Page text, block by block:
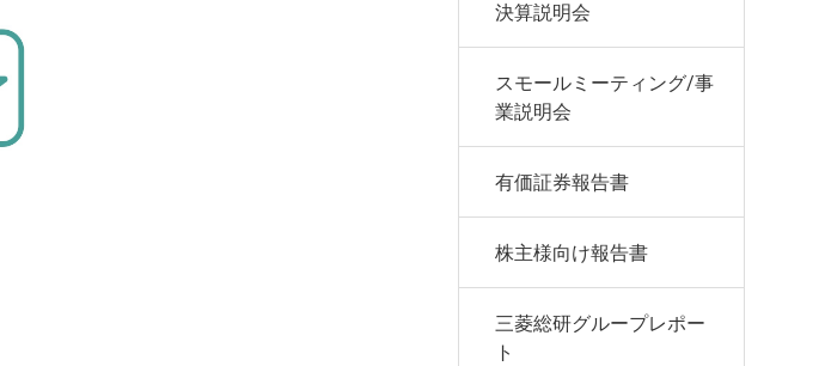
決算説明会
スモールミーティング/事
業説明会
有価証券報告書
株主様向け報告書
三菱総研グループレポー
ト